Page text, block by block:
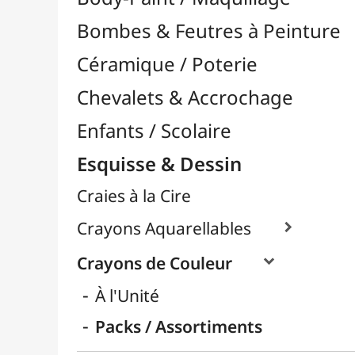
Craies à la Cire
Crayons Aquarellables 
Crayons de Couleur 
Packs / Assortiments
Crayons Esquisse

Fusain
Graphite / Plomb

Porte-Mines
Feutres & Stylos
Librairie / Livres
Médiums, Vernis & Colles